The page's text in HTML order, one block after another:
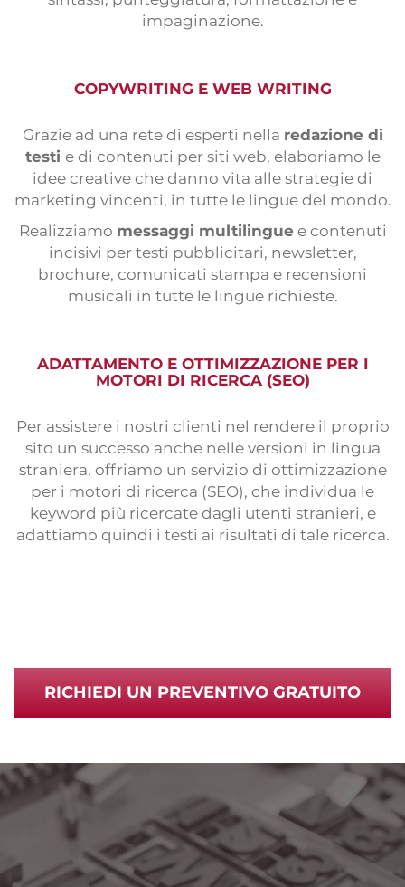
impaginazione.
COPYWRITING E WEB WRITING
Grazie ad una rete di esperti nella redazione di
testi e di contenuti per siti web, elaboriamo le
idee creative che danno vita alle strategie di
marketing vincenti, in tutte le lingue del mondo.
Realizziamo messaggi multilingue e contenuti
incisivi per testi pubblicitari, newsletter,
brochure, comunicati stampa e recensioni
musicali in tutte le lingue richieste.
ADATTAMENTO E OTTIMIZZAZIONE PER I
MOTORI DI RICERCA (SEO)
Per assistere i nostri clienti nel rendere il proprio
sito un successo anche nelle versioni in lingua
straniera, offriamo un servizio di ottimizzazione
per i motori di ricerca (SEO), che individua le
keyword più ricercate dagli utenti stranieri, e
adattiamo quindi i testi ai risultati di tale ricerca.
RICHIEDI UN PREVENTIVO GRATUITO